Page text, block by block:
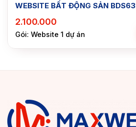
WEBSITE BẤT ĐỘNG SẢN BDS63
2.100.000
Gói: Website 1 dự án